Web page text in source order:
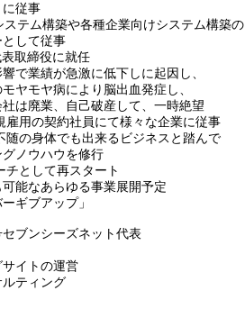
従事
テム構築や各種企業向けシステム構築の
して従事
取締役に就任
で業績が急激に低下しに起因し、
ヤモヤ病により脳出血発症し、
は廃業、自己破産して、一時絶望
雇用の契約社員にて様々な企業に従事
随の身体でも出来るビジネスと踏んで
ノウハウを修行
として再スタート
能なあらゆる事業展開予定
ギブアップ」
ブンシーズネット代表
イトの運営
ティング